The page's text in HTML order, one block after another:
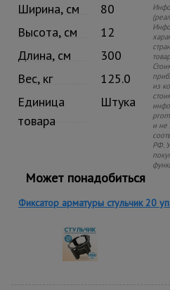
Ширина, см
80
Высота, см
12
Длина, см
300
Вес, кг
125.0
Единица
товара
Штука
из
и не
РФ.
Может понадобиться
Фиксатор арматуры стульчик 20